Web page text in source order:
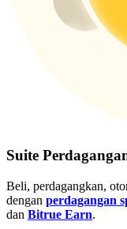
Suite
Beli, perdagangkan,
dengan perdagangan
dan Bitrue Earn.